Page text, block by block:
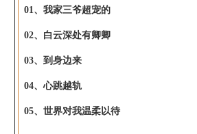
01、我家三爷超宠的
02、白云深处有卿卿
03、到身边来
04、心跳越轨
05、世界对我温柔以待